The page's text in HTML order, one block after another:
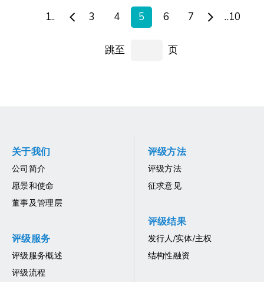
1.. 3 4 5 6 7 ..10
跳至 页
关于我们
公司简介
愿景和使命
董事及管理层
评级服务
评级服务概述
评级流程
评级方法
评级方法
征求意见
评级结果
发行人/实体/主权
结构性融资